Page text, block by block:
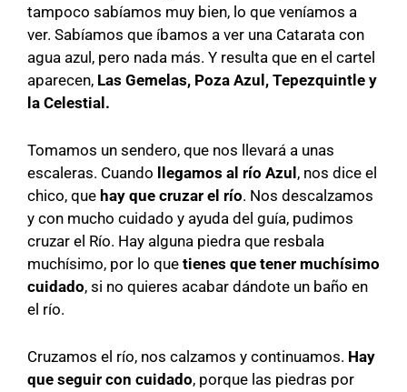
tampoco sabíamos muy bien, lo que veníamos a
ver. Sabíamos que íbamos a ver una Catarata con
agua azul, pero nada más. Y resulta que en el cartel
aparecen, Las Gemelas, Poza Azul, Tepezquintle y
la Celestial.
Tomamos un sendero, que nos llevará a unas
escaleras. Cuando
llegamos al río Azul , nos dice el
chico, que hay que cruzar el río. Nos descalzamos
y con mucho cuidado y ayuda del guía, pudimos
cruzar el Río. Hay alguna piedra que resbala
muchísimo, por lo que tienes que tener muchísimo
cuidado, si no quieres acabar dándote un baño en
el río.
Cruzamos el río, nos calzamos y continuamos. Hay
que seguir con cuidado, porque las piedras por